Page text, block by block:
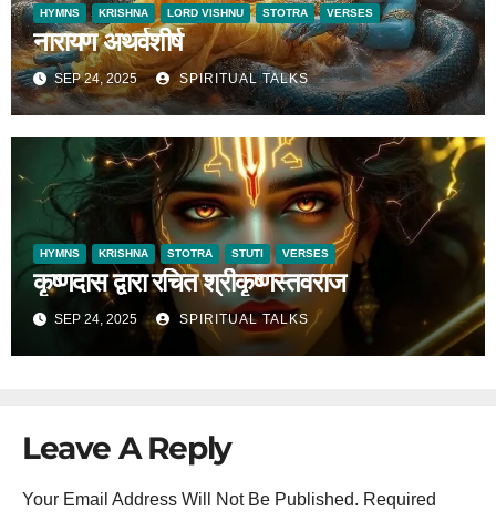
HYMNS KRISHNA LORD VISHNU STOTRA VERSES
नारायण अथर्वशीर्ष
SEP 24, 2025 SPIRITUAL TALKS
HYMNS KRISHNA STOTRA STUTI VERSES
कृष्णदास द्वारा रचित श्रीकृष्णस्तवराज
SEP 24, 2025 SPIRITUAL TALKS
Leave A Reply
Your Email Address Will Not Be Published. Required